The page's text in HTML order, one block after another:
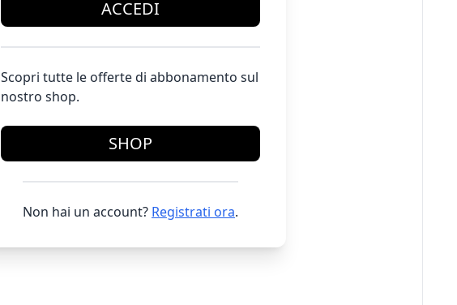
ACCEDI
Scopri tutte le offerte di abbonamento sul
nostro shop.
SHOP
Non hai un account? Registrati ora.